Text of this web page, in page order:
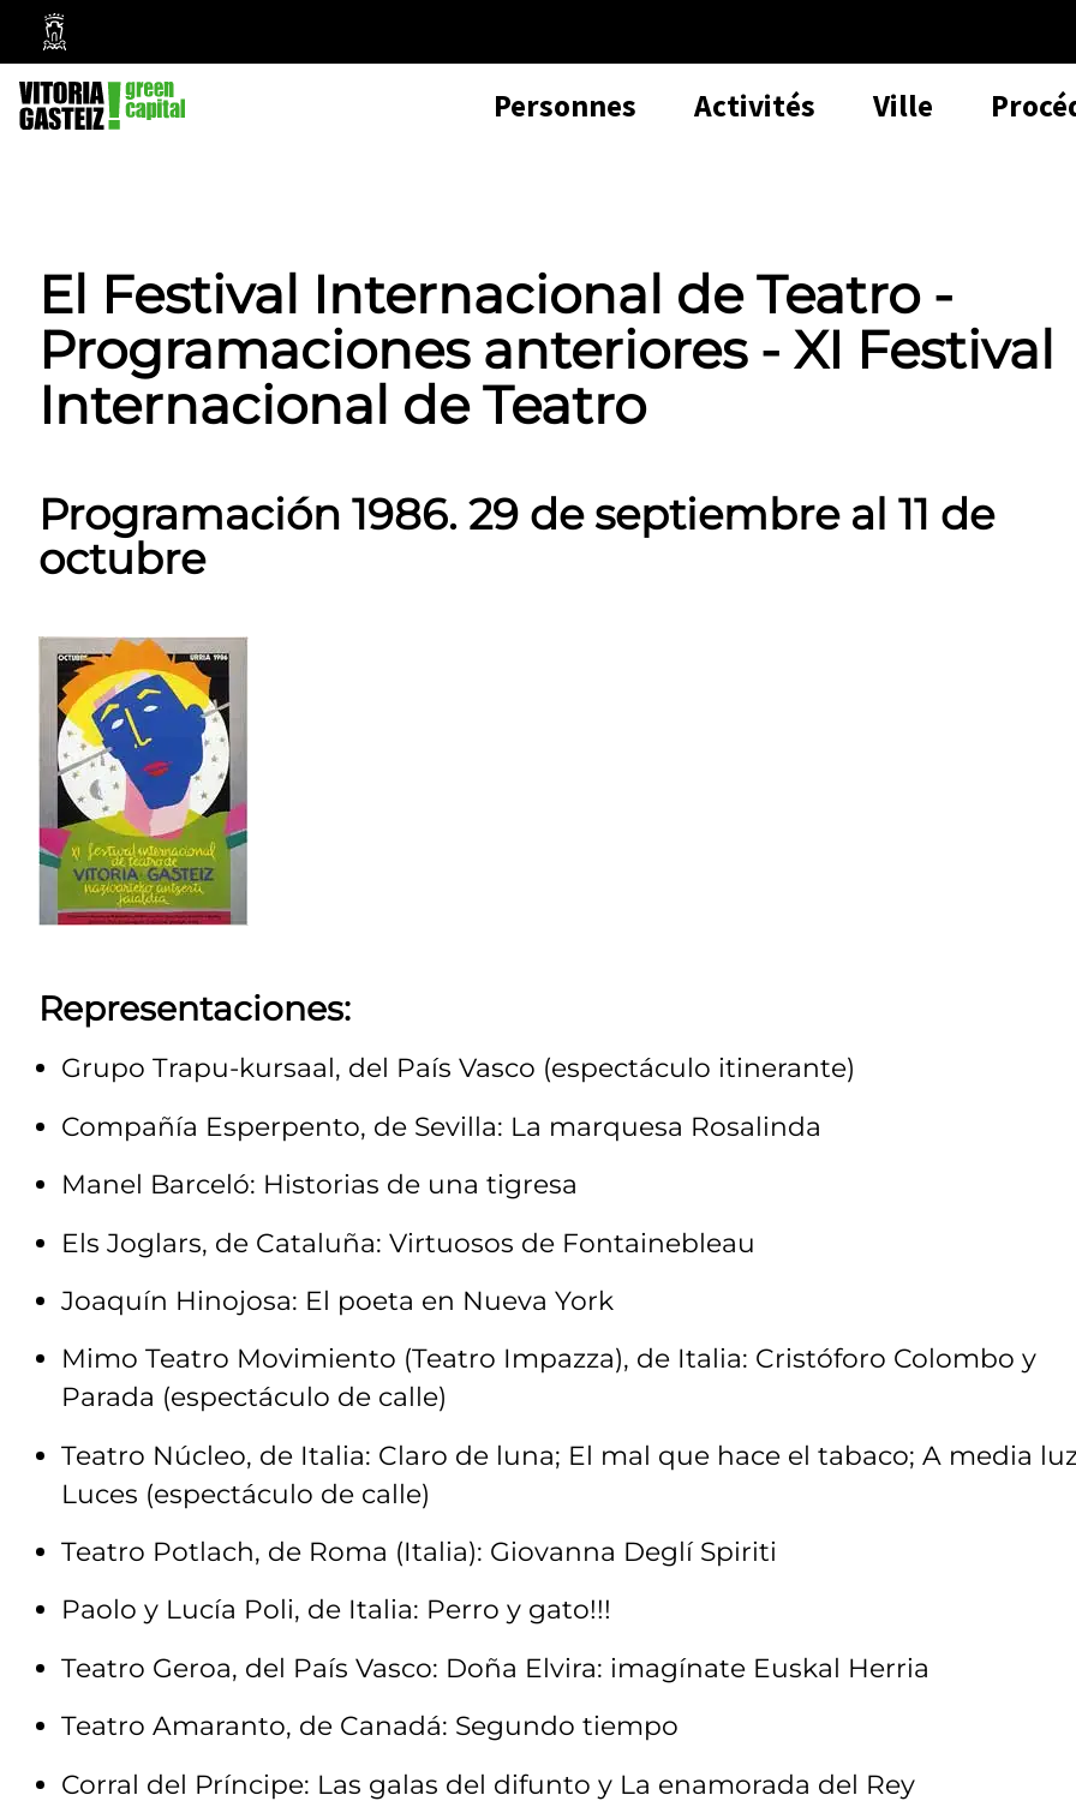
Mairie
de
Vitoria-
Gasteiz
Personnes Activités Ville
El Festival Internacional de Teatro -
Programaciones anteriores - XI Festival
Internacional de Teatro
Programación 1986. 29 de septiembre al 11 de
octubre
Representaciones:
Grupo Trapu-kursaal, del País Vasco (espectáculo itinerante)
Compañía Esperpento, de Sevilla: La marquesa Rosalinda
Manel Barceló: Historias de una tigresa
Els Joglars, de Cataluña: Virtuosos de Fontainebleau
Joaquín Hinojosa: El poeta en Nueva York
Mimo Teatro Movimiento (Teatro Impazza), de Italia: Cristóforo Colombo y
Parada (espectáculo de calle)
Teatro Núcleo, de Italia: Claro de luna; El mal que hace el tabaco; A media
Luces (espectáculo de calle)
Teatro Potlach, de Roma (Italia): Giovanna Deglí Spiriti
Paolo y Lucía Poli, de Italia: Perro y gato!!!
Teatro Geroa, del País Vasco: Doña Elvira: imagínate Euskal Herria
Teatro Amaranto, de Canadá: Segundo tiempo
Corral del Príncipe: Las galas del difunto y La enamorada del Rey